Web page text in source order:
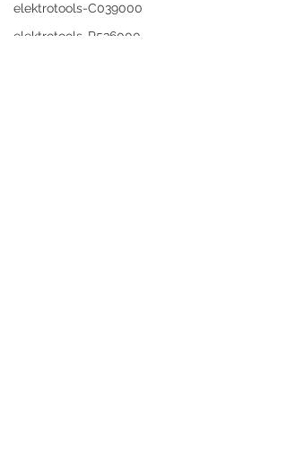
elektrotools-C039000
elektrotools-P536000